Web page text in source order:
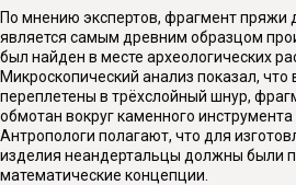
По мнению экспертов, фрагмент пряжи
является самым древним образцом
был найден в месте археологических
Микроскопический анализ показал, что
переплетены в трёхслойный шнур,
обмотан вокруг каменного
Антропологи полагают, что для
изделия неандертальцы должны были
математические концепции.